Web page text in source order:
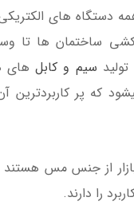
دستگاه های
ساختمان ها تا
سیم و کابل های
که پر
از جنس مس
130,000 تومان